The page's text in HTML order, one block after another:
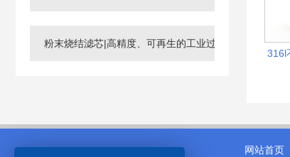
粉末烧结滤芯|高精度、可再生的工业过滤核心元件
316l
网站首页